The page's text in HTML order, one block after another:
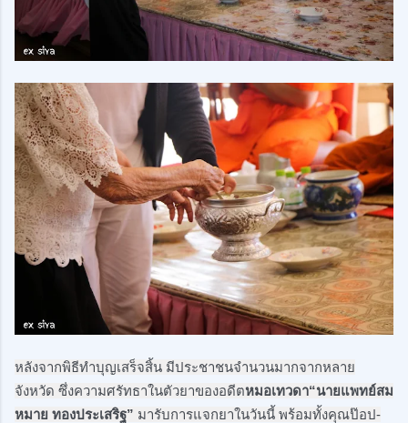
หลังจากพิธีทำบุญเสร็จสิ้น มีประชาชนจำนวนมากจากหลาย
จังหวัด ซึ่งความศรัทธาในตัวยาของอดีตหมอเทวดา“นายแพทย์สม
หมาย ทองประเสริฐ” มารับการแจกยาในวันนี้ พร้อมทั้งคุณป๊อป-